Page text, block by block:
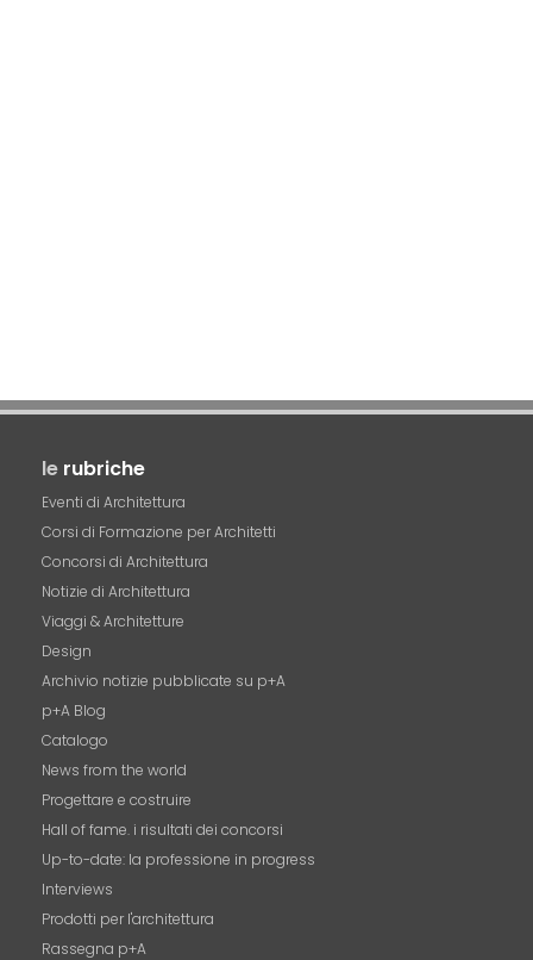
le rubriche
Eventi di Architettura
Corsi di Formazione per Architetti
Concorsi di Architettura
Notizie di Architettura
Viaggi & Architetture
Design
Archivio notizie pubblicate su p+A
p+A Blog
Catalogo
News from the world
Progettare e costruire
Hall of fame. i risultati dei concorsi
Up-to-date: la professione in progress
Interviews
Prodotti per l'architettura
Rassegna p+A